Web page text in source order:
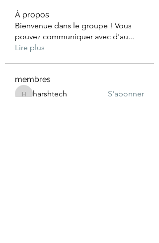
À propos
Bienvenue dans le groupe ! Vous
pouvez communiquer avec d'au...
Lire plus
membres
harshtech
harshtech
S'abonner